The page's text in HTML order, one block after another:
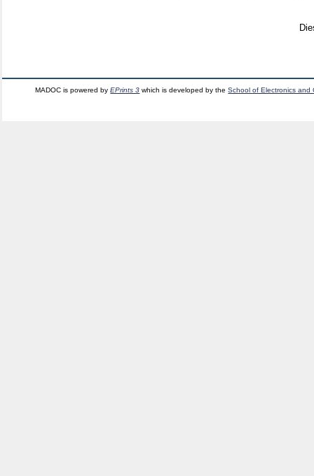
MADOC is powered byEPrints 3 which is developed by theSchool of Electronics and